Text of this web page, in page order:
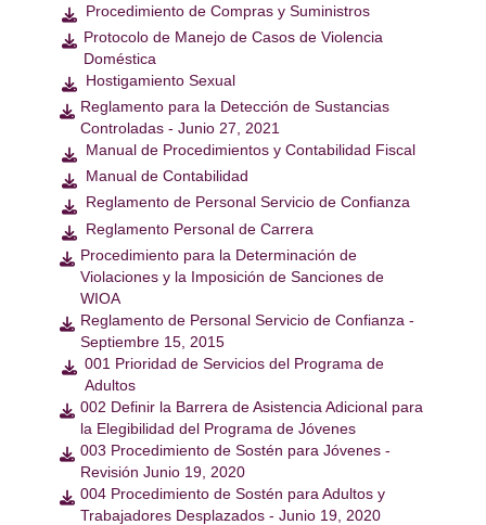
 Procedimiento de Compras y Suministros
 Protocolo de Manejo de Casos de Violencia
Doméstica
 Hostigamiento Sexual
 Reglamento para la Detección de Sustancias
Controladas - Junio 27, 2021
 Manual de Procedimientos y Contabilidad Fiscal
 Manual de Contabilidad
 Reglamento de Personal Servicio de Confianza
 Reglamento Personal de Carrera
 Procedimiento para la Determinación de
Violaciones y la Imposición de Sanciones de
WIOA
 Reglamento de Personal Servicio de Confianza -
Septiembre 15, 2015
 001 Prioridad de Servicios del Programa de
Adultos
 002 Definir la Barrera de Asistencia Adicional para
la Elegibilidad del Programa de Jóvenes
 003 Procedimiento de Sostén para Jóvenes -
Revisión Junio 19, 2020
 004 Procedimiento de Sostén para Adultos y
Trabajadores Desplazados - Junio 19, 2020